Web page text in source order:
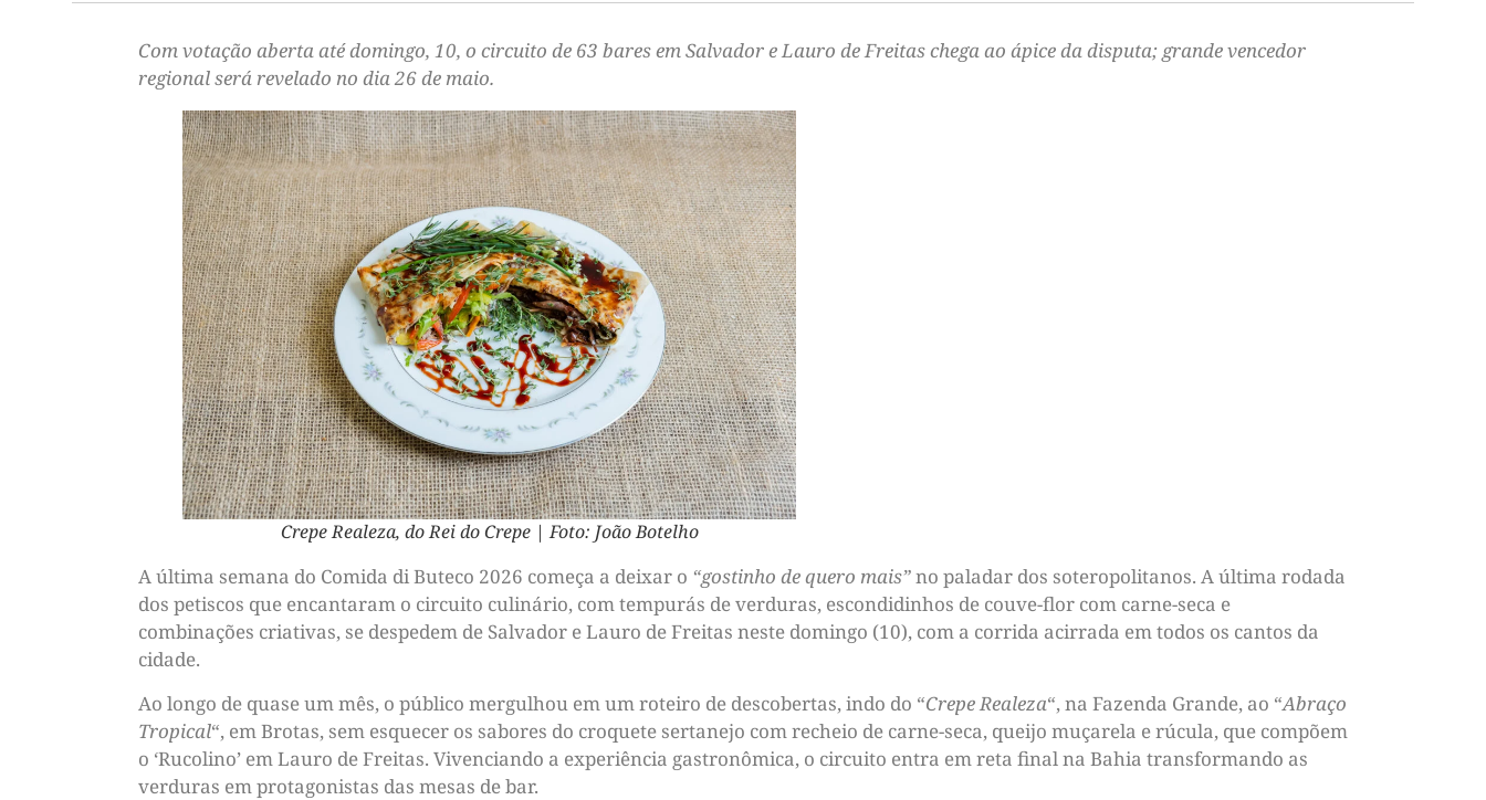
Com votação aberta até domingo, 10, o circuito de 63 bares em Salvador e Lauro de Freitas chega ao ápice da disputa; grande vencedor
regional será revelado no dia 26 de maio.
Crepe Realeza, do Rei do Crepe | Foto: João Botelho
A última semana do Comida di Buteco 2026 começa a deixar o “gostinho de quero mais”no paladar dos soteropolitanos. A última rodada
dos petiscos que encantaram o circuito culinário, com tempurás de verduras, escondidinhos de couve-flor com carne-seca e
combinações criativas, se despedem de Salvador e Lauro de Freitas neste domingo (10), com a corrida acirrada em todos os cantos da
cidade.
Ao longo de quase um mês, o público mergulhou em um roteiro de descobertas, indo do “Crepe Realeza“, na Fazenda Grande, ao “Abraço
Tropical“, em Brotas, sem esquecer os sabores do croquete sertanejo com recheio de carne-seca, queijo muçarela e rúcula, que compõem
o ‘Rucolino’ em Lauro de Freitas. Vivenciando a experiência gastronômica, o circuito entra em reta final na Bahia transformando as
verduras em protagonistas das mesas de bar.